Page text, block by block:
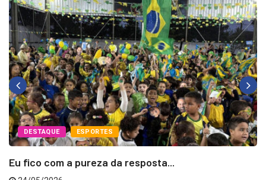
DESTAQUE ESPORTES
Eu fico com a pureza da resposta...